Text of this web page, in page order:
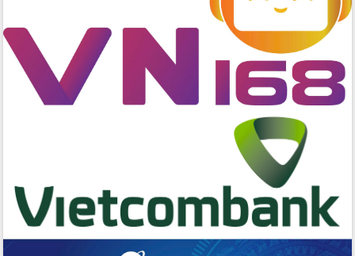
nhân cận huyết thống
Nông sản Tây Nguyên thu hút doanh
nghiệp nước ngoài
Đắk Lắk định vị thương hiệu du lịch
“Biển – Rừng – Cà phê” trong không
Chuyển đổi số mở ra không gian phát
triển trong lĩnh vực văn hóa, du lịch
Công bố quyết định của Ban Thường
vụ Tỉnh ủy về công tác cán bộ.